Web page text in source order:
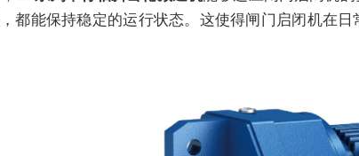
都能保持稳定的运行状态。这使得闸门启闭机在